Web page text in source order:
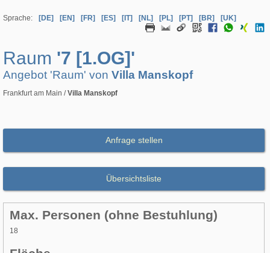
Sprache: [DE] [EN] [FR] [ES] [IT] [NL] [PL] [PT] [BR] [UK]
Raum '7 [1.OG]'
Angebot 'Raum' von Villa Manskopf
Frankfurt am Main /Villa Manskopf
Anfrage stellen
Übersichtsliste
Max. Personen (ohne Bestuhlung)
18